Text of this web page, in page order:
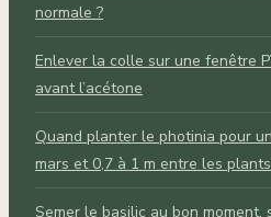
normale ?
Enlever la colle sur une fenêtre
avant l’acétone
Quand planter le photinia pour
mars et 0,7 à 1 m entre les plants
Semer le basilic au bon